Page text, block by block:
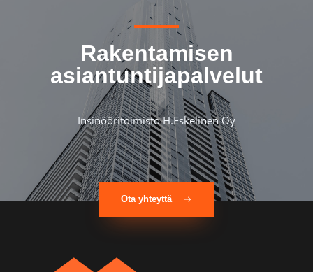
Rakentamisen
asiantuntijapalvelut
Insinööritoimisto H.Eskelinen Oy
Ota yhteyttä